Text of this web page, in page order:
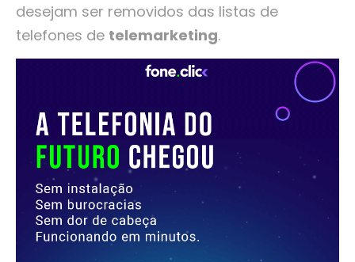
desejam ser removidos das listas de
telefones de telemarketing.